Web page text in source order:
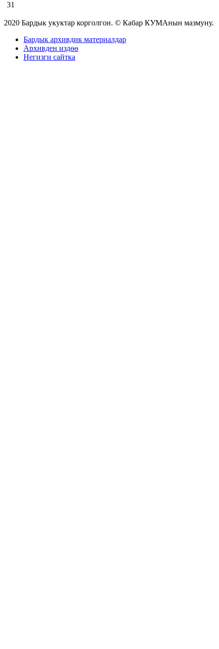
31
2020 Бардык укуктар корголгон. © Кабар КУМАнын мазмуну.
Бардык архивдик материалдар
Архивден издөө
Негизги сайтка